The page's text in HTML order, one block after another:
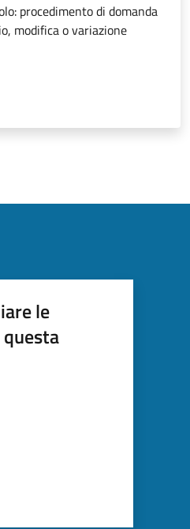
procedimento di domanda
modifica o variazione
le